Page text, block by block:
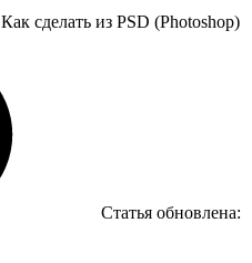
Как сделать из PSD (Photoshop)
Статья обновлена: